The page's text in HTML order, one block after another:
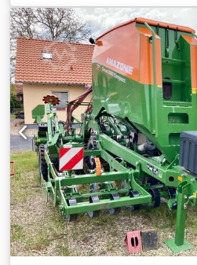
FlowCheck / EasyCheck-matten,
ladders / LED-verlichting /
Dcsdpfsrxr Uyox Ac Tjk